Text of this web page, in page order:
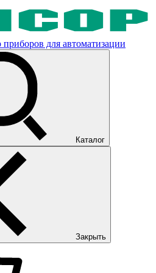
приборов для автоматизации
Каталог
Закрыть